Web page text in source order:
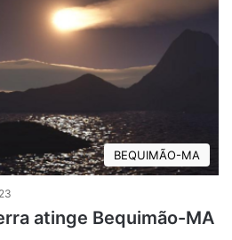
BEQUIMÃO-MA
23
atinge Bequimão-MA